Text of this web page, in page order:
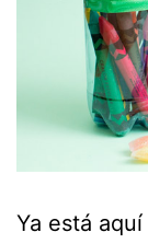
Ya está